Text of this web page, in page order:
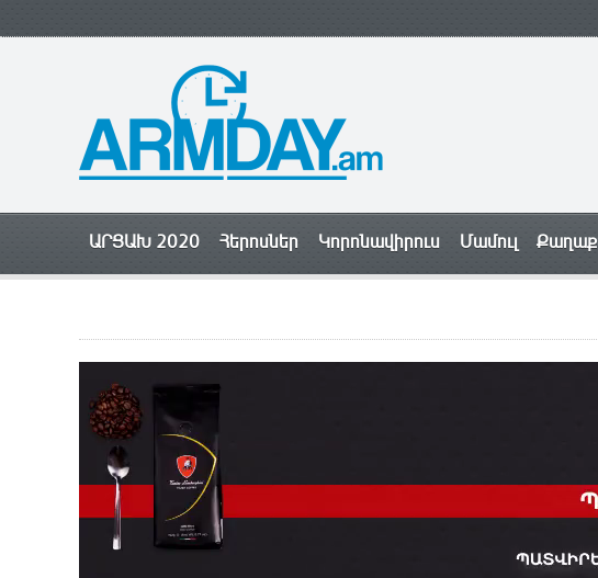
ԱՐՑԱԽ 2020 Հերոսներ Կորոնավիրուս Մամուլ